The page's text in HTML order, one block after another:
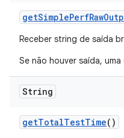
getSimplePerfRaw
Receber string de saída
Se não houver saída,
String
getTotalTestTime()